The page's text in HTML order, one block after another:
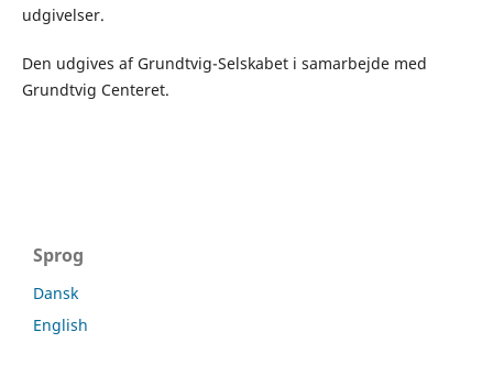
udgivelser.
Den udgives af Grundtvig-Selskabet i samarbejde med
Grundtvig Centeret.
Sprog
Dansk
English